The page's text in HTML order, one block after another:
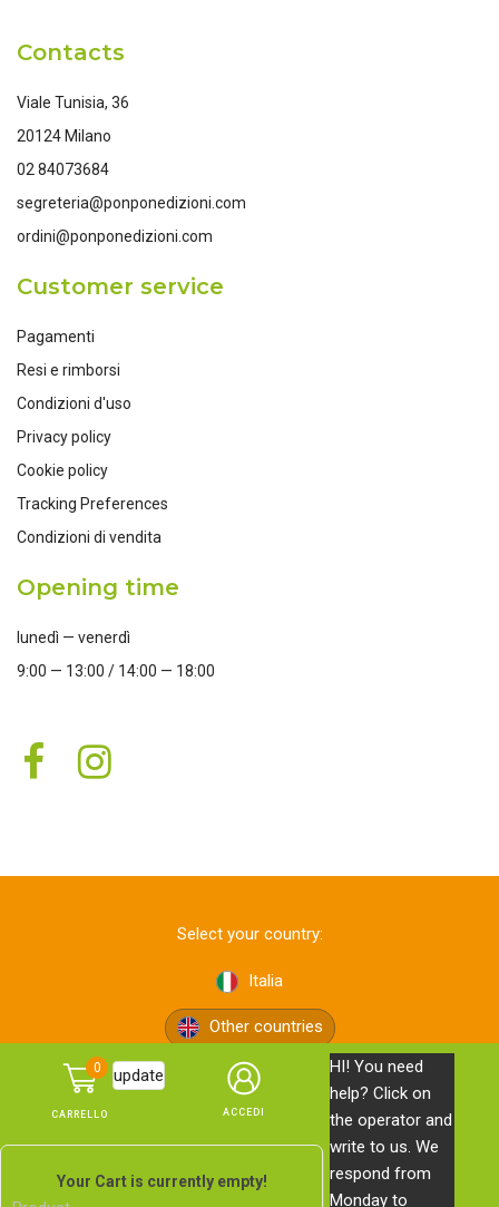
0
Your Cart is currently empty!
update
HI! You need
help? Click on
the operator and
write to us. We
respond from
Monday to
Contacts
Viale Tunisia, 36
20124 Milano
02 84073684
segreteria@ponponedizioni.com
ordini@ponponedizioni.com
Customer service
Pagamenti
Resi e rimborsi
Condizioni d'uso
Privacy policy
Cookie policy
Tracking Preferences
Condizioni di vendita
Opening time
lunedì — venerdì
9:00 — 13:00 / 14:00 — 18:00
Select your country:
Italia
Other countries
© Pon Pon Edizioni s.r.l. — via Bolognese, 165 — 50139
Cookie Policy